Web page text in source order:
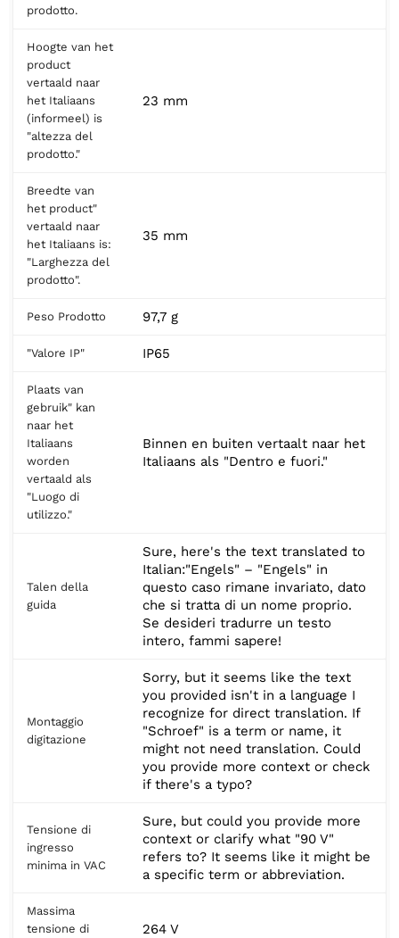
prodotto.
Hoogte van het
product
vertaald naar
het Italiaans
(informeel) is
"altezza del
prodotto."
23 mm
Breedte van
het product"
vertaald naar
het Italiaans is:
"Larghezza del
prodotto".
35 mm
Peso Prodotto 97,7 g
"Valore IP" IP65
Plaats van
gebruik" kan
naar het
Italiaans
worden
vertaald als
"Luogo di
utilizzo."
Binnen en buiten vertaalt naar het
Italiaans als "Dentro e fuori."
Talen della
guida
Sure, here's the text translated to
Italian:"Engels" – "Engels" in
questo caso rimane invariato, dato
che si tratta di un nome proprio.
Se desideri tradurre un testo
intero, fammi sapere!
Montaggio
digitazione
Sorry, but it seems like the text
you provided isn't in a language I
recognize for direct translation. If
"Schroef" is a term or name, it
might not need translation. Could
you provide more context or check
if there's a typo?
Tensione di
ingresso
minima in VAC
Sure, but could you provide more
context or clarify what "90 V"
refers to? It seems like it might be
a specific term or abbreviation.
Massima
tensione di
264 V